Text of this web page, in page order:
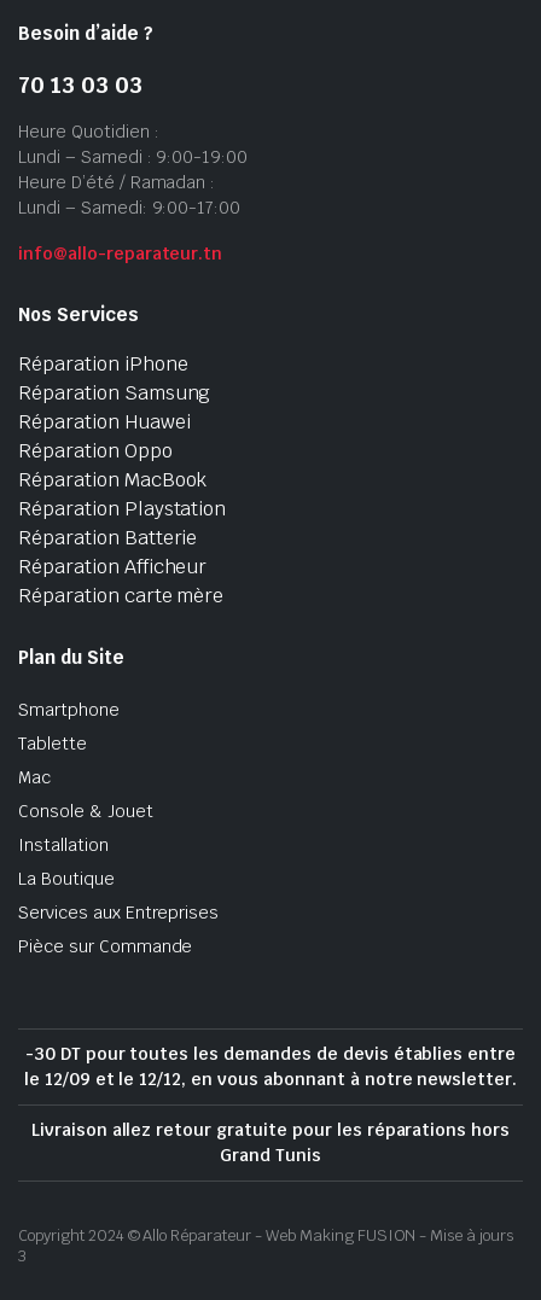
Besoin d’aide ?
70 13 03 03
Heure Quotidien :
Lundi – Samedi : 9:00-19:00
Heure D’été / Ramadan :
Lundi – Samedi: 9:00-17:00
info@allo-reparateur.tn
Nos Services
Réparation iPhone
Réparation Samsung
Réparation Huawei
Réparation Oppo
Réparation MacBook
Réparation Playstation
Réparation Batterie
Réparation Afficheur
Réparation carte mère
Plan du Site
Smartphone
Tablette
Mac
Console & Jouet
Installation
La Boutique
Services aux Entreprises
Pièce sur Commande
-30 DT pour toutes les demandes de devis établies entre
le 12/09 et le 12/12, en vous abonnant à notre newsletter.
Livraison allez retour gratuite pour les réparations hors
Grand Tunis
Copyright 2024 © Allo Réparateur - Web Making FUSION - Mise à jours
3